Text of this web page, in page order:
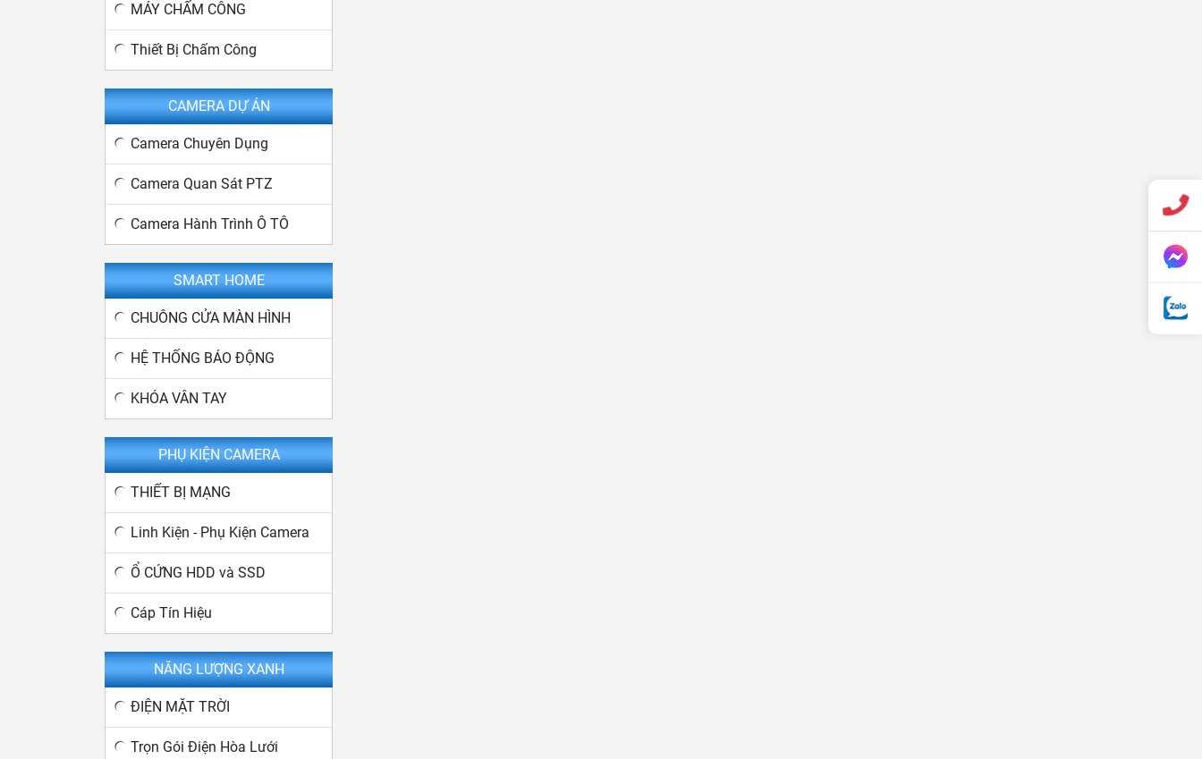
MÁY CHẤM CÔNG
Thiết Bị Chấm Công
CAMERA DỰ ÁN
Camera Chuyên Dụng
Camera Quan Sát PTZ
Camera Hành Trình Ô TÔ
SMART HOME
CHUÔNG CỬA MÀN HÌNH
HỆ THỐNG BÁO ĐỘNG
KHÓA VÂN TAY
PHỤ KIỆN CAMERA
THIẾT BỊ MẠNG
Linh Kiện - Phụ Kiện Camera
Ổ CỨNG HDD và SSD
Cáp Tín Hiệu
NĂNG LƯỢNG XANH
ĐIỆN MẶT TRỜI
Trọn Gói Điện Hòa Lưới